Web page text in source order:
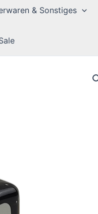
& Sonstiges